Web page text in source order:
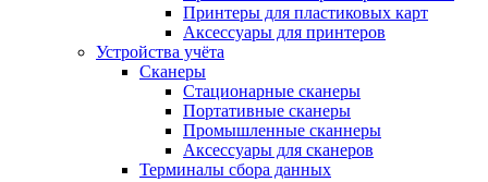
Принтеры для пластиковых карт
Аксессуары для принтеров
Устройства учёта
Сканеры
Стационарные сканеры
Портативные сканеры
Промышленные сканнеры
Аксессуары для сканеров
Терминалы сбора данных